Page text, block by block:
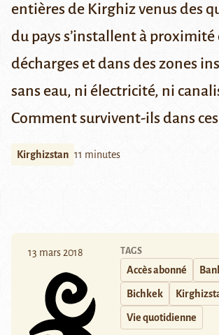
entières de Kirghiz venus des
du pays s’installent à proximité
décharges et dans des zones
sans eau, ni électricité, ni
Comment survivent-ils dans
Kirghizstan 11 minutes
13 mars 2018 TAGS
Accès abonné
Bichkek
Vie quotidienne